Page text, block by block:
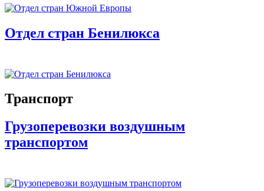
Отдел стран Бенилюкса
Транспорт
Грузоперевозки воздушным
транспортом